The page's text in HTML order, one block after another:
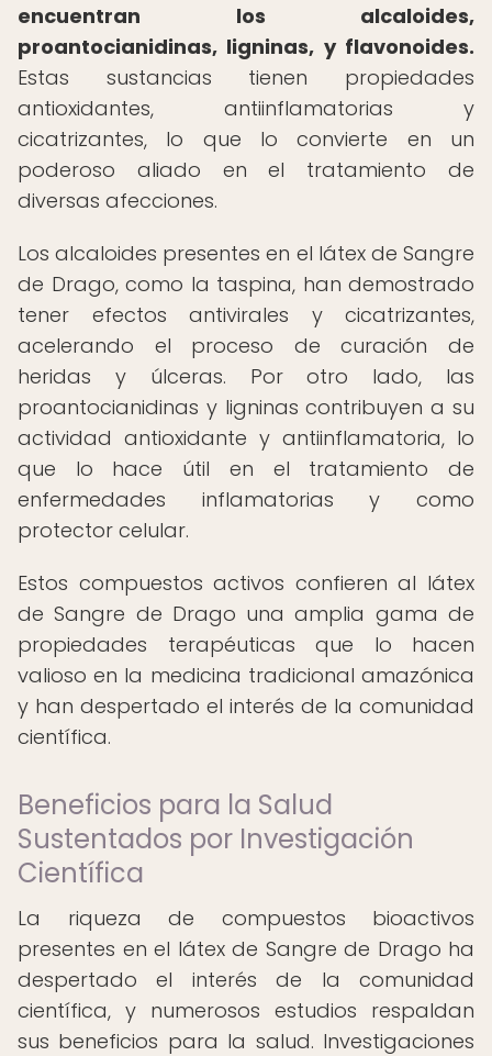
encuentran los alcaloides,
proantocianidinas, ligninas, y flavonoides.
Estas sustancias tienen propiedades
antioxidantes, antiinflamatorias y
cicatrizantes, lo que lo convierte en un
poderoso aliado en el tratamiento de
diversas afecciones.
Los alcaloides presentes en el látex de Sangre
de Drago, como la taspina, han demostrado
tener efectos antivirales y cicatrizantes,
acelerando el proceso de curación de
heridas y úlceras. Por otro lado, las
proantocianidinas y ligninas contribuyen a su
actividad antioxidante y antiinflamatoria, lo
que lo hace útil en el tratamiento de
enfermedades inflamatorias y como
protector celular.
Estos compuestos activos confieren al látex
de Sangre de Drago una amplia gama de
propiedades terapéuticas que lo hacen
valioso en la medicina tradicional amazónica
y han despertado el interés de la comunidad
científica.
Beneficios para la Salud
Sustentados por Investigación
Científica
La riqueza de compuestos bioactivos
presentes en el látex de Sangre de Drago ha
despertado el interés de la comunidad
científica, y numerosos estudios respaldan
sus beneficios para la salud. Investigaciones